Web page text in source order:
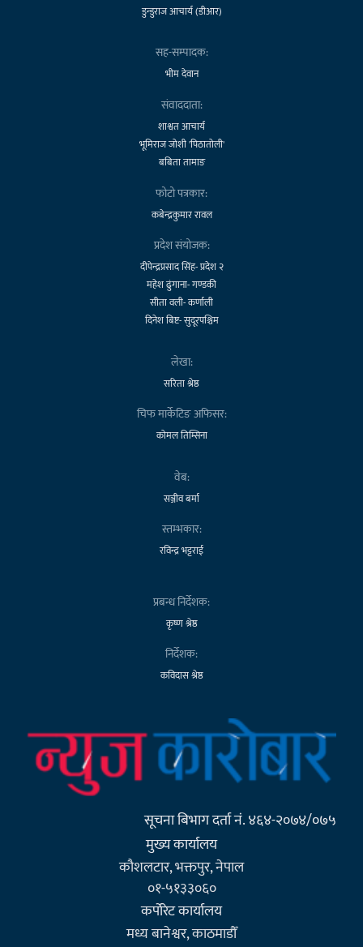
डुन्डुराज आचार्य (डीआर)
सह-सम्पादक:
भीम देवान
संवाददाता:
शाश्वत आचार्य
भूमिराज जोशी 'पिठातोली'
बबिता तामाङ
फोटो पत्रकार:
कबेन्द्रकुमार रावल
प्रदेश संयोजक:
दीपेन्द्रप्रसाद सिंह- प्रदेश २
महेश ढुंगाना- गण्डकी
सीता वली- कर्णाली
दिनेश बिष्ट- सुदूरपश्चिम
लेखा:
सरिता श्रेष्ठ
चिफ मार्केटिङ अफिसर:
कोमल तिम्सिना
वेब:
सञ्जीव बर्मा
स्तम्भकार:
रविन्द्र भट्टराई
प्रबन्ध निर्देशक:
कृष्ण श्रेष्ठ
निर्देशक:
कविदास श्रेष्ठ
सूचना बिभाग दर्ता नं. ४६४-२०७४/०७५
मुख्य कार्यालय
कौशलटार, भक्तपुर, नेपाल
०१-५१३३०६०
कर्पाेरेट कार्यालय
मध्य बानेश्वर, काठमाडौँ